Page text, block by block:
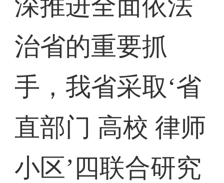
深推进全面依法
治省的重要抓
手，我省采取‘省
直部门 高校 律师
小区’四联合研究